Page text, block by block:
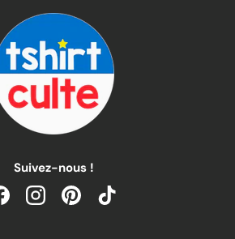
Suivez-nous !
FacebookInstagramPinterestTikTok